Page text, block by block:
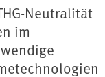
Neutralität
im